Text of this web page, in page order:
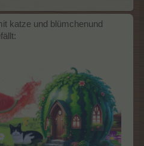
katze und blümchenund